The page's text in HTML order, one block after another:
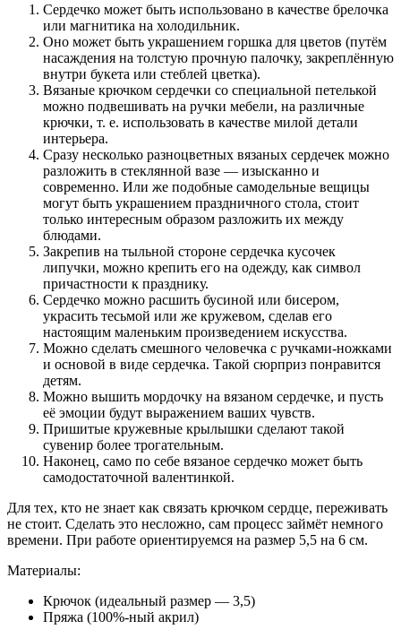
Сердечко может быть использовано в качестве брелочка
или магнитика на холодильник.
Оно может быть украшением горшка для цветов (путём
насаждения на толстую прочную палочку, закреплённую
внутри букета или стеблей цветка).
Вязаные крючком сердечки со специальной петелькой
можно подвешивать на ручки мебели, на различные
крючки, т. е. использовать в качестве милой детали
интерьера.
Сразу несколько разноцветных вязаных сердечек можно
разложить в стеклянной вазе — изысканно и
современно. Или же подобные самодельные вещицы
могут быть украшением праздничного стола, стоит
только интересным образом разложить их между
блюдами.
Закрепив на тыльной стороне сердечка кусочек
липучки, можно крепить его на одежду, как символ
причастности к празднику.
Сердечко можно расшить бусиной или бисером,
украсить тесьмой или же кружевом, сделав его
настоящим маленьким произведением искусства.
Можно сделать смешного человечка с ручками-ножками
и основой в виде сердечка. Такой сюрприз понравится
детям.
Можно вышить мордочку на вязаном сердечке, и пусть
её эмоции будут выражением ваших чувств.
Пришитые кружевные крылышки сделают такой
сувенир более трогательным.
Наконец, само по себе вязаное сердечко может быть
самодостаточной валентинкой.
Для тех, кто не знает как связать крючком сердце, переживать
не стоит. Сделать это несложно, сам процесс займёт немного
времени. При работе ориентируемся на размер 5,5 на 6 см.
Материалы:
Крючок (идеальный размер — 3,5)
Пряжа (100%-ный акрил)